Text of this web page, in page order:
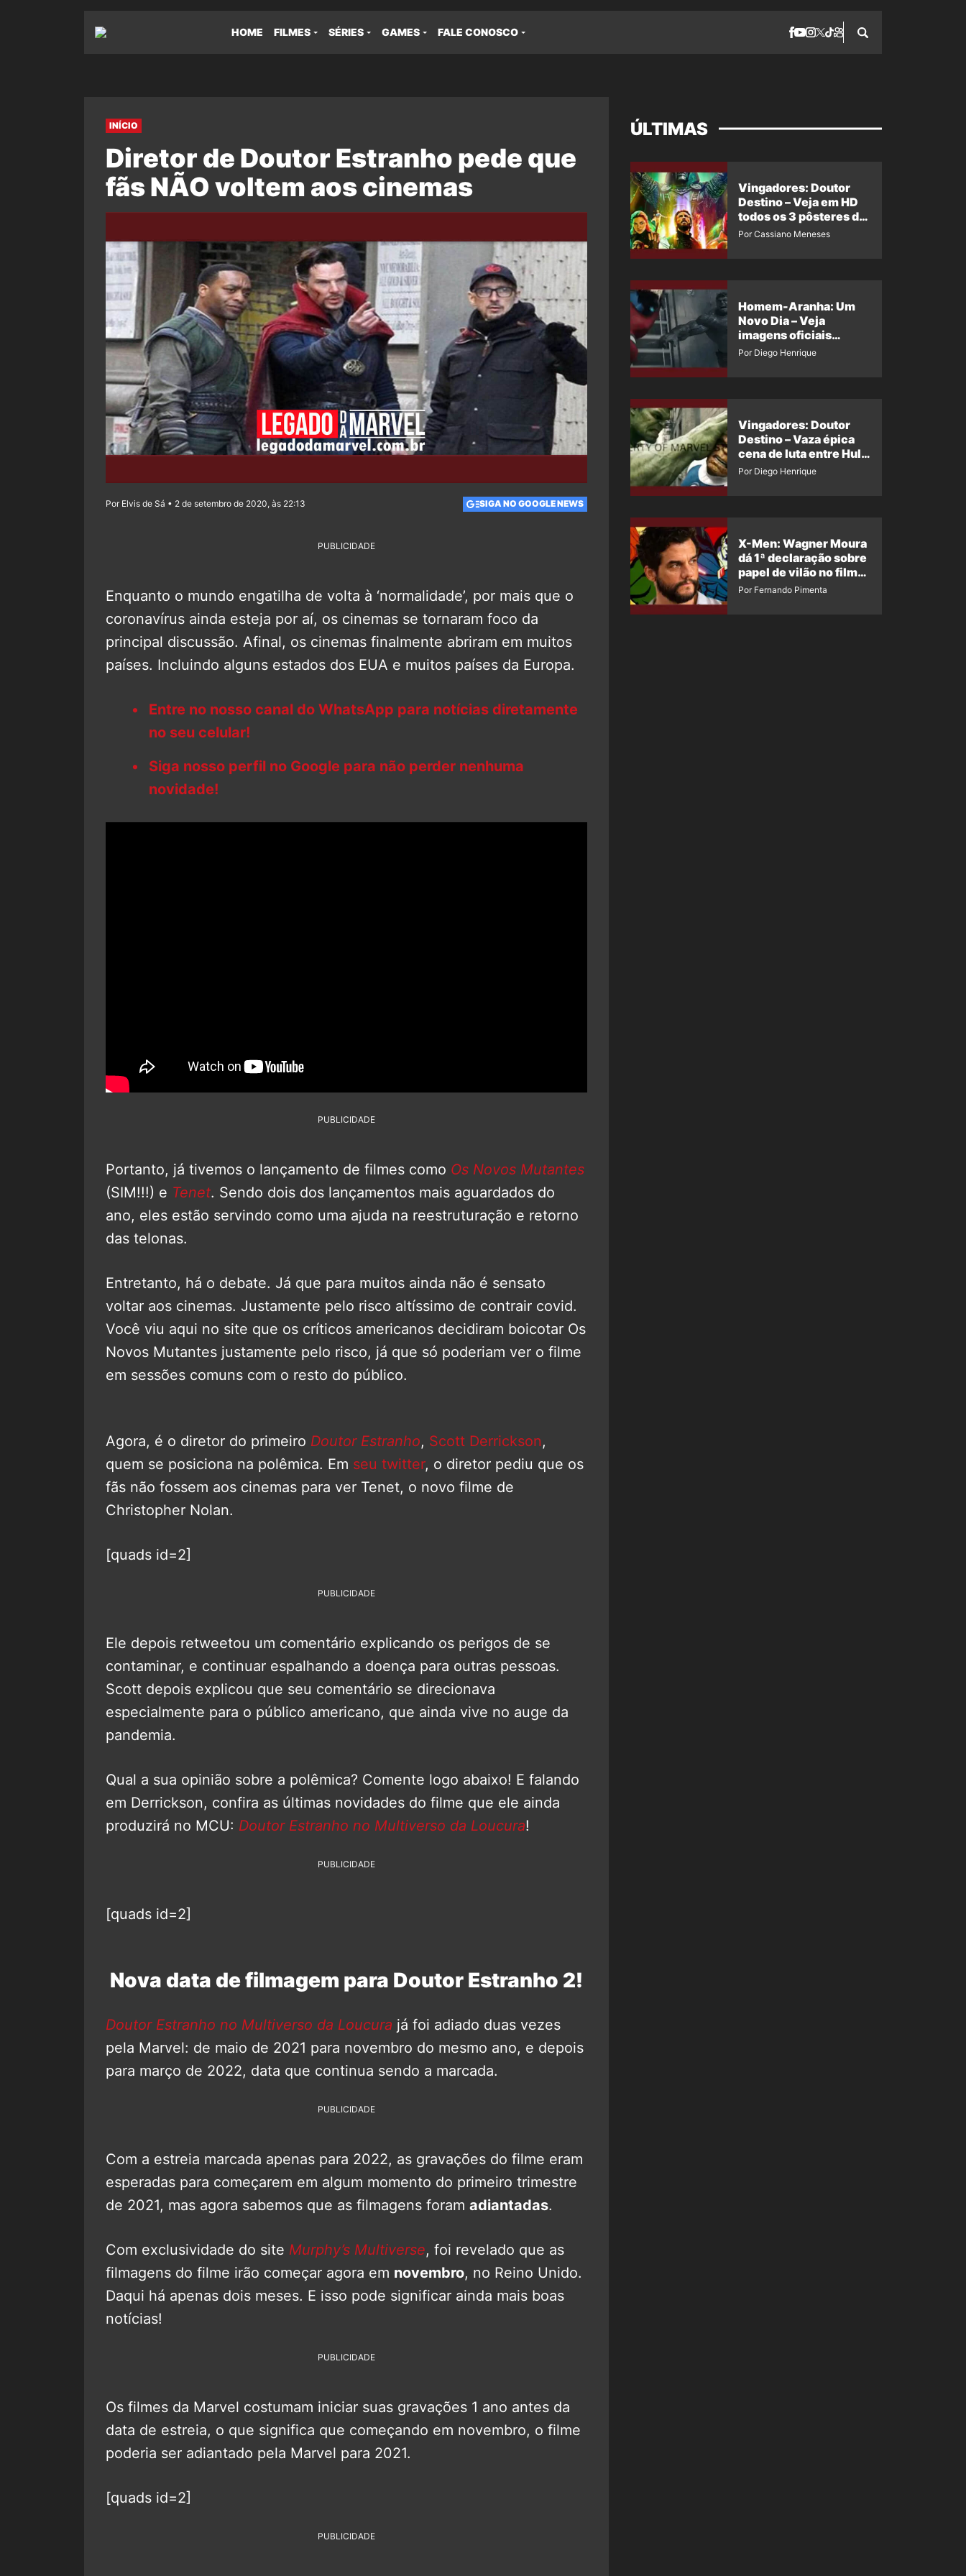
HOME FILMES SÉRIES GAMES FALE CONOSCO
INÍCIO
Diretor de Doutor Estranho pede que
fãs NÃO voltem aos cinemas
Por Elvis de Sá • 2 de setembro de 2020, às 22:13 SIGA NO GOOGLE NEWS
PUBLICIDADE
Enquanto o mundo engatilha de volta à ‘normalidade’, por mais que o
coronavírus ainda esteja por aí, os cinemas se tornaram foco da
principal discussão. Afinal, os cinemas finalmente abriram em muitos
países. Incluindo alguns estados dos EUA e muitos países da Europa.
Entre no nosso canal do WhatsApp para notícias diretamente
no seu celular!
Siga nosso perfil no Google para não perder nenhuma
novidade!
PUBLICIDADE
Portanto, já tivemos o lançamento de filmes como Os Novos Mutantes
(SIM!!!) e Tenet. Sendo dois dos lançamentos mais aguardados do
ano, eles estão servindo como uma ajuda na reestruturação e retorno
das telonas.
Entretanto, há o debate. Já que para muitos ainda não é sensato
voltar aos cinemas. Justamente pelo risco altíssimo de contrair covid.
Você viu aqui no site que os críticos americanos decidiram boicotar Os
Novos Mutantes justamente pelo risco, já que só poderiam ver o filme
em sessões comuns com o resto do público.
Agora, é o diretor do primeiro Doutor Estranho, Scott Derrickson,
quem se posiciona na polêmica. Em seu twitter, o diretor pediu que os
fãs não fossem aos cinemas para ver Tenet, o novo filme de
Christopher Nolan.
[quads id=2]
PUBLICIDADE
Ele depois retweetou um comentário explicando os perigos de se
contaminar, e continuar espalhando a doença para outras pessoas.
Scott depois explicou que seu comentário se direcionava
especialmente para o público americano, que ainda vive no auge da
pandemia.
Qual a sua opinião sobre a polêmica? Comente logo abaixo! E falando
em Derrickson, confira as últimas novidades do filme que ele ainda
produzirá no MCU: Doutor Estranho no Multiverso da Loucura!
PUBLICIDADE
[quads id=2]
Nova data de filmagem para Doutor Estranho 2!
Doutor Estranho no Multiverso da Loucura já foi adiado duas vezes
pela Marvel: de maio de 2021 para novembro do mesmo ano, e depois
para março de 2022, data que continua sendo a marcada.
PUBLICIDADE
Com a estreia marcada apenas para 2022, as gravações do filme eram
esperadas para começarem em algum momento do primeiro trimestre
de 2021, mas agora sabemos que as filmagens foram adiantadas.
Com exclusividade do site Murphy’s Multiverse, foi revelado que as
filmagens do filme irão começar agora em novembro, no Reino Unido.
Daqui há apenas dois meses. E isso pode significar ainda mais boas
notícias!
PUBLICIDADE
Os filmes da Marvel costumam iniciar suas gravações 1 ano antes da
data de estreia, o que significa que começando em novembro, o filme
poderia ser adiantado pela Marvel para 2021.
[quads id=2]
PUBLICIDADE
ÚLTIMAS
Vingadores: Doutor
Destino – Veja em HD
todos os 3 pôsteres de
‘Doomsday’ + 1 imagem
Por Cassiano Meneses
Homem-Aranha: Um
Novo Dia – Veja
imagens oficiais
descartadas do Hulk
Por Diego Henrique
Vingadores: Doutor
Destino – Vaza épica
cena de luta entre Hulk
e o Coisa
Por Diego Henrique
X-Men: Wagner Moura
dá 1ª declaração sobre
papel de vilão no filme
da Marvel
Por Fernando Pimenta